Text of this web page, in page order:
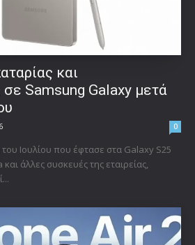
και
Samsung Galaxy μετά
0
Ιουλίου που έφτασε στα Galaxy S25
άλλες συσκευές της εταιρείας,